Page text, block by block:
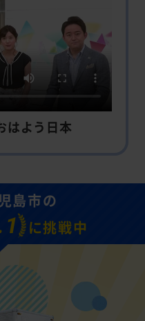
はよう日本
島市の
に挑戦中